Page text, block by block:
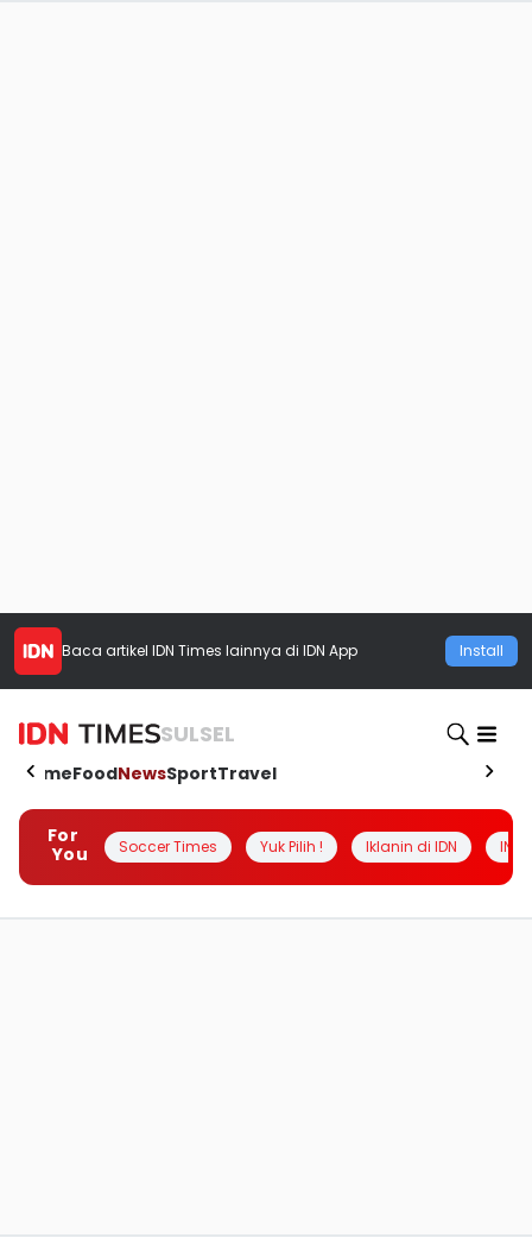
Baca artikel IDN Times lainnya di IDN App Install
SULSEL
HomeFoodNewsSportTravel
For
You
Soccer Times Yuk Pilih ! Iklanin di IDN